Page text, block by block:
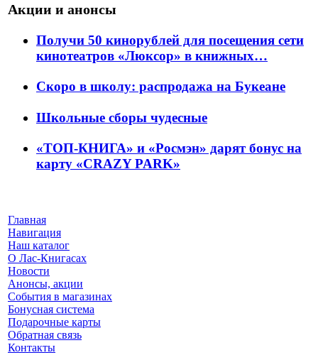
Акции и анонсы
Получи 50 кинорублей для посещения сети
кинотеатров «Люксор» в книжных…
Скоро в школу: распродажа на Букеане
Школьные сборы чудесные
«ТОП-КНИГА» и «Росмэн» дарят бонус на
карту «CRAZY PARK»
Главная
Навигация
Наш каталог
О Лас-Книгасах
Новости
Анонсы, акции
События в магазинах
Бонусная система
Подарочные карты
Обратная связь
Контакты